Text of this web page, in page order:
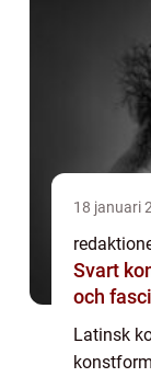
18 januari
Svart
och
Latinsk